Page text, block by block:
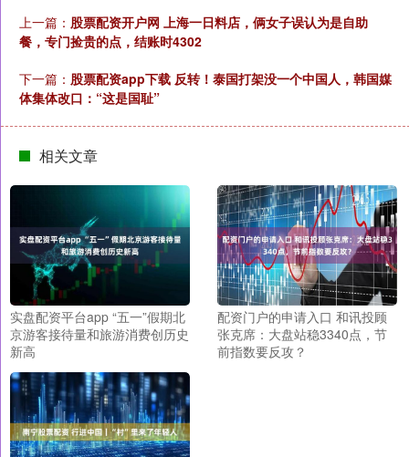
上一篇： 股票配资开户网 上海一日料店，俩女子误认为是自助
餐，专门捡贵的点，结账时4302
下一篇： 股票配资app下载 反转！泰国打架没一个中国人，韩国媒
体集体改口：“这是国耻”
相关文章
实盘配资平台app “五一”假期北
京游客接待量和旅游消费创历史
新高
配资门户的申请入口 和讯投顾
张克席：大盘站稳3340点，节
前指数要反攻？